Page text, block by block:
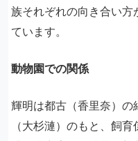
族それぞれの向き合い方
ています。
動物園での関係
輝明は都古（香里奈）の
（大杉漣）のもと、飼